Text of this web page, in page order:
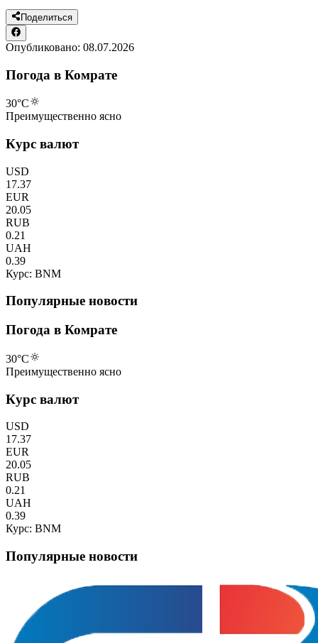
Поделиться
Опубликовано: 08.07.2026
Погода в Комрате
30°C
Преимущественно ясно
Курс валют
USD
17.37
EUR
20.05
RUB
0.21
UAH
0.39
Курс: BNM
Популярные новости
Погода в Комрате
30°C
Преимущественно ясно
Курс валют
USD
17.37
EUR
20.05
RUB
0.21
UAH
0.39
Курс: BNM
Популярные новости